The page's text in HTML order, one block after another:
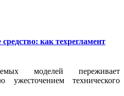
как техрегламент
моделей переживает
ужесточением технического